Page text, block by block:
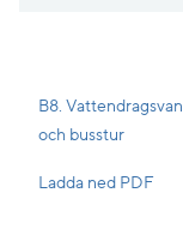
B8.
och busstur
Ladda ned PDF